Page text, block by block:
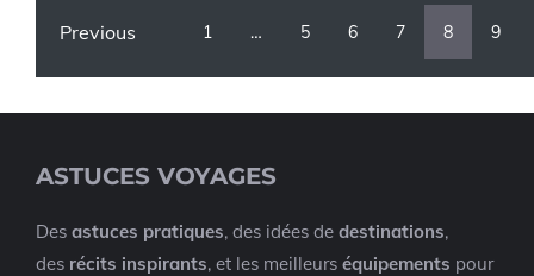
Previous 1 … 5 6 7 8 9
ASTUCES VOYAGES
Des astuces pratiques, des idées de destinations,
des récits inspirants, et les meilleurs équipements pour